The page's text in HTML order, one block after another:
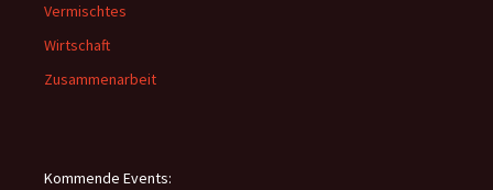
Vermischtes
Wirtschaft
Zusammenarbeit
Kommende Events: